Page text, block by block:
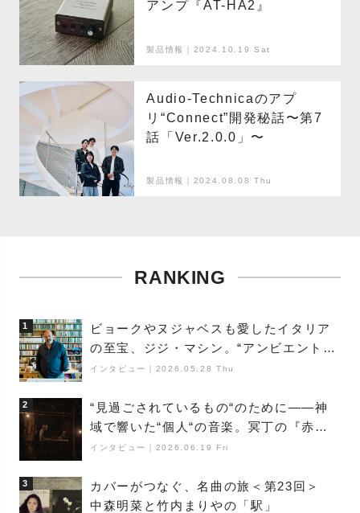
アンプ『AT-HA2』
製品情報｜2024.10.19 Sat
Audio-Technicaのアプ
リ“Connect”開発秘話〜第7
話「Ver.2.0.0」〜
製品情報｜2024.08.08 Thu
RANKING
1
ビョークやヌジャベスも愛したイタリア
の至宝、ジジ・マシン。“アンビエントの
巨匠”が明かす創作の原点と、「動き」に
インタビュー 2026.05.28 Thu
2
“見過ごされているもの“のために――神
域で響いた“個人“の音楽。冥丁の『赤城
夜神楽』をレポート
インタビュー 2026.06.19 Fri
3
カバーがつなぐ、名曲の旅＜第23回＞
中森明菜と竹内まりやの「駅」